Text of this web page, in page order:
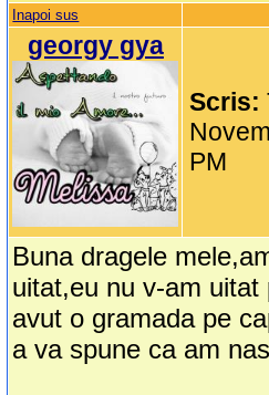
Inapoi sus
georgy gya
Scris:
PM
Buna dragele
uitat,eu nu v-am uitat
avut o gramada pe
a va spune ca am